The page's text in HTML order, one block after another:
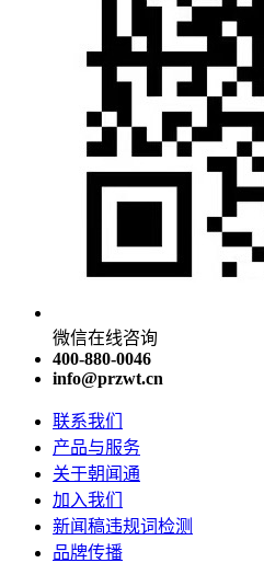
微信在线咨询
400-880-0046
info@przwt.cn
联系我们
产品与服务
关于朝闻通
加入我们
新闻稿违规词检测
品牌传播